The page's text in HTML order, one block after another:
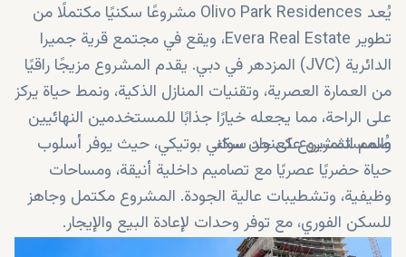
يُعد Olivo Park Residences مشروعًا سكنيًا مكتملًا من
تطوير Evera Real Estate، ويقع في مجتمع قرية جميرا
الدائرية (JVC) المزدهر في دبي. يقدم المشروع مزيجًا راقيًا
من العمارة العصرية، وتقنيات المنازل الذكية، ونمط حياة يركز
على الراحة، مما يجعله خيارًا جذابًا للمستخدمين النهائيين
والمستثمرين على حد سواء.
صُمم المشروع كعنوان سكني بوتيكي، حيث يوفر أسلوب
حياة حضريًا عصريًا مع تصاميم داخلية أنيقة، ومساحات
وظيفية، وتشطيبات عالية الجودة. المشروع مكتمل وجاهز
للسكن الفوري، مع توفر وحدات لإعادة البيع والإيجار.